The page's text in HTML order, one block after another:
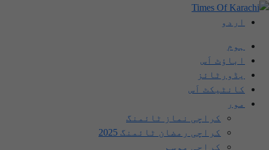
اردو
ہوم
اباؤٹ اَس
یڈورٹائز
کانٹیکٹ اَس
مور
کراچی نماز ٹائمنگ
کراچی رمضان ٹائمنگ 2025
کراچی موسم